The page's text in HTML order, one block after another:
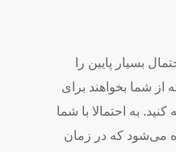
بسیار پایین را
شما بخواهند برای
به احتمالا با شما
می‌شود که در زمان